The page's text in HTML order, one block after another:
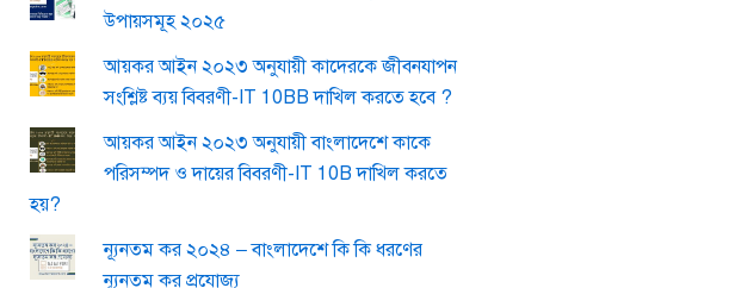
উপায়সমূহ ২০২৫
আয়কর আইন ২০২৩ অনুযায়ী কাদেরকে জীবনযাপন
সংশ্লিষ্ট ব্যয় বিবরণী-IT 10BB দাখিল করতে হবে ?
আয়কর আইন ২০২৩ অনুযায়ী বাংলাদেশে কাকে
পরিসম্পদ ও দায়ের বিবরণী-IT 10B দাখিল করতে
হয়?
ন্যূনতম কর ২০২৪ – বাংলাদেশে কি কি ধরণের
ন্যূনতম কর প্রযোজ্য